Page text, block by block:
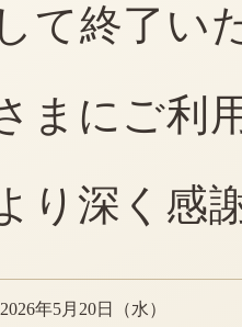
て終了い
まにご利
り深く感
2026年5月20日（水）